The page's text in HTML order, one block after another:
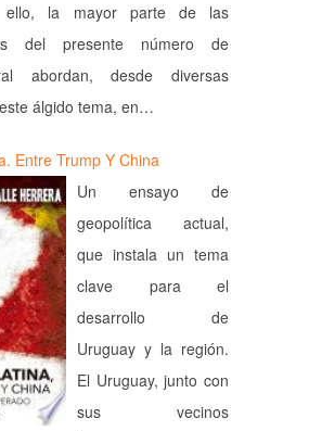
ello, la mayor parte de las
del presente número de
abordan, desde diversas
álgido tema, en…
Entre Trump Y China
Un ensayo de
geopolítica actual,
que instala un tema
clave para el
desarrollo de
Uruguay y la región.
El Uruguay, junto con
sus vecinos